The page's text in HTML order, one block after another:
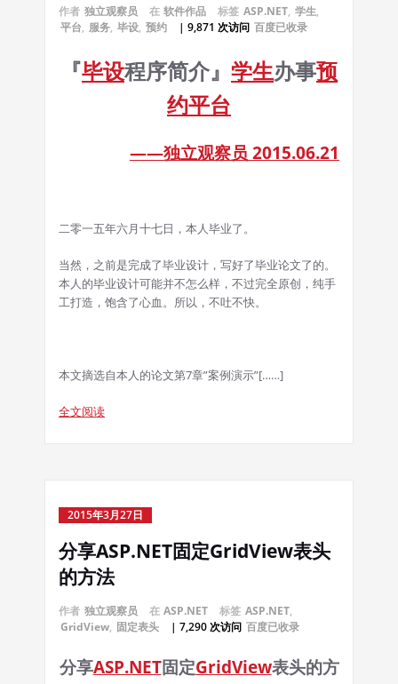
作者 独立观察员 在 软件作品 标签 ASP.NET, 学生,
平台, 服务, 毕设, 预约 | 9,871 次访问 百度已收录
『毕设程序简介』 学生办事预
约平台
——独立观察员 2015.06.21
二零一五年六月十七日，本人毕业了。
当然，之前是完成了毕业设计，写好了毕业论文了的。
本人的毕业设计可能并不怎么样，不过完全原创，纯手
工打造，饱含了心血。所以，不吐不快。
本文摘选自本人的论文第7章”案例演示”[……]
全文阅读
2015年3月27日
分享ASP.NET固定GridView表头
的方法
作者 独立观察员 在 ASP.NET 标签 ASP.NET,
GridView, 固定表头 | 7,290 次访问 百度已收录
分享ASP.NET固定GridView表头的方